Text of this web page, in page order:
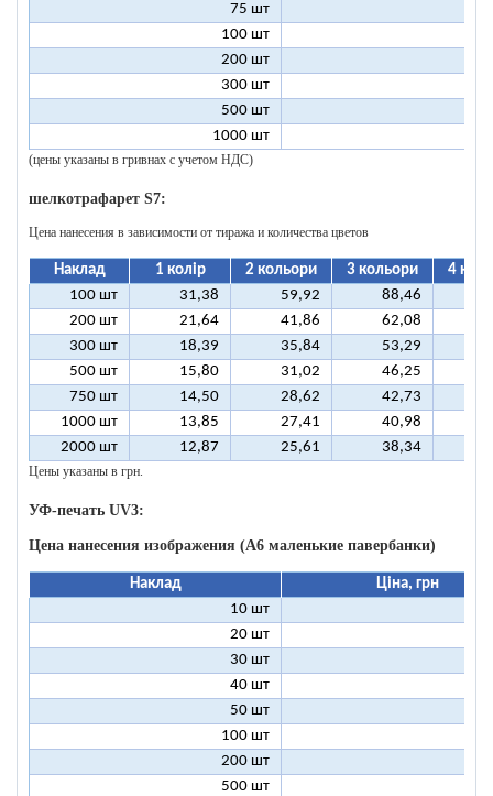
75 шт
100 шт
200 шт
300 шт
500 шт
1000 шт
(цены указаны в гривнах с учетом НДС)
шелкотрафарет S7:
Цена нанесения в зависимости от тиража и количества цветов
Наклад 1 колір 2 кольори 3 кольори
4
100 шт
31,38 59,92 88,46
200 шт
21,64 41,86 62,08
300 шт
18,39 35,84 53,29
500 шт
15,80 31,02 46,25
750 шт
14,50 28,62 42,73
1000 шт
13,85 27,41 40,98
2000 шт
12,87 25,61 38,34
Цены указаны в грн.
УФ-печать UV3:
Цена нанесения изображения (А6 маленькие павербанки)
Наклад
Ціна, грн
10 шт
20 шт
30 шт
40 шт
50 шт
100 шт
200 шт
500 шт